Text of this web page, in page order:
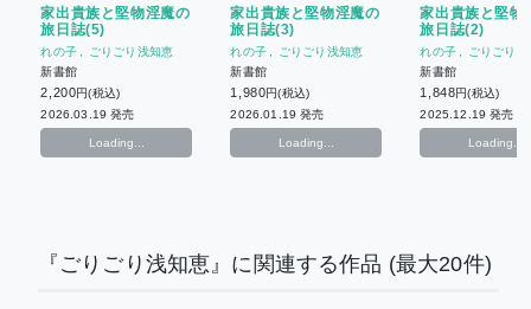
家出貴族と堅物淫魔の
旅日誌(5)
れの子
ごりごり浅知恵
新書館
2,200円(税込)
2026.03.19 発売
Loading...
家出貴族と堅物淫魔の
旅日誌(3)
れの子
ごりごり浅知恵
新書館
1,980円(税込)
2026.01.19 発売
Loading...
家出貴族と堅物
旅日誌(2)
れの子
ごりごり浅
新書館
1,848円(税込)
2025.12.19 発売
Loading...
『ごりごり浅知恵』に関連する作品 (最大20件)